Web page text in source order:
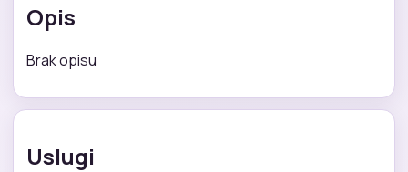
Opis
Brak opisu
Uslugi